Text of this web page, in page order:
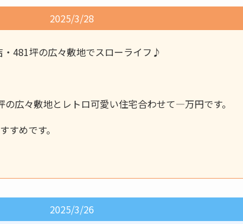
2025/3/28
・481坪の広々敷地でスローライフ♪
広々敷地とレトロ可愛い住宅合わせて—万円です。
すめです。
2025/3/26